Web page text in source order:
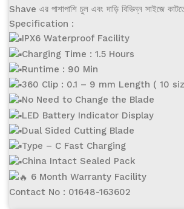
Shave এর পাশাপাশি চুল এবং দাড়ি বিভিন্ন সাইজে
Specification :
IPX6 Waterproof Facility
Charging Time : 1.5 Hours
Runtime : 90 Min
360 Clip : 0.1 – 9 mm Length ( 10
No Need to Change the Blade
LED Battery Indicator Display
Dual Sided Cutting Blade
Type – C Fast Charging
China Intact Sealed Pack
6 Month Warranty Facility
Contact No : 01648-163602